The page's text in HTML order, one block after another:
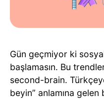
Gün geçmiyor ki
başlamasın. Bu
second-brain.
beyin” anlamına